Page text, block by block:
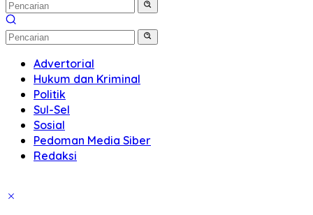
Advertorial
Hukum dan Kriminal
Politik
Sul-Sel
Sosial
Pedoman Media Siber
Redaksi